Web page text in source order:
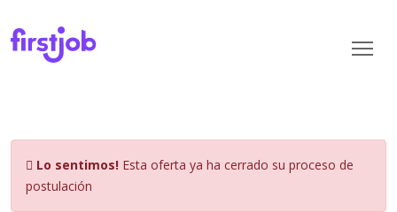
Lo sentimos! Esta oferta ya ha cerrado su proceso de
postulación